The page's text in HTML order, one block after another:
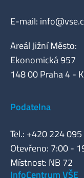
E-mail:
Areál Jižní Město:
Ekonomická 957
148 00 Praha 4 -
Podatelna
Tel.: +420 224
Otevřeno: 7:00 -
Místnost: NB 72
InfoCentrum VŠE